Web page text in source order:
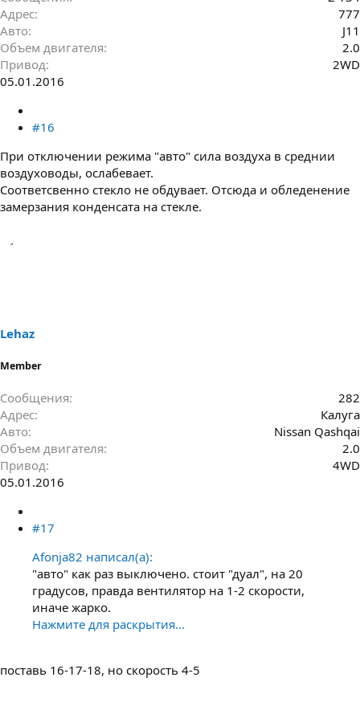
Адрес
777
Авто
J11
Объем двигателя
2.0
Привод
2WD
05.01.2016
#16
При отключении режима "авто" сила воздуха в среднии
воздуховоды, ослабевает.
Соответсвенно стекло не обдувает. Отсюда и обледенение
замерзания конденсата на стекле.
Lehaz
Member
Сообщения
282
Адрес
Калуга
Авто
Nissan Qashqai
Объем двигателя
2.0
Привод
4WD
05.01.2016
#17
Afonja82 написал(а):
"авто" как раз выключено. стоит "дуал", на 20
градусов, правда вентилятор на 1-2 скорости,
иначе жарко.
Нажмите для раскрытия...
поставь 16-17-18, но скорость 4-5